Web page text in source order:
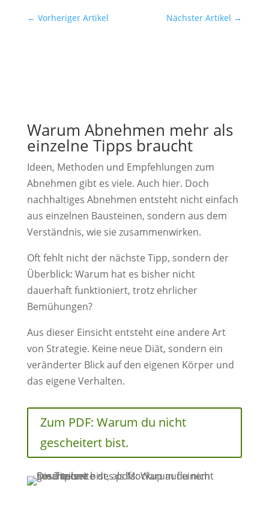
← Vorheriger Artikel Nächster Artikel →
Warum Abnehmen mehr als
einzelne Tipps braucht
Ideen, Methoden und Empfehlungen zum
Abnehmen gibt es viele. Auch hier. Doch
nachhaltiges Abnehmen entsteht nicht einfach
aus einzelnen Bausteinen, sondern aus dem
Verständnis, wie sie zusammenwirken.
Oft fehlt nicht der nächste Tipp, sondern der
Überblick: Warum hat es bisher nicht
dauerhaft funktioniert, trotz ehrlicher
Bemühungen?
Aus dieser Einsicht entsteht eine andere Art
von Strategie. Keine neue Diät, sondern ein
veränderter Blick auf den eigenen Körper und
das eigene Verhalten.
Zum PDF: Warum du nicht
gescheitert bist.